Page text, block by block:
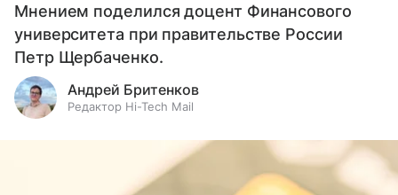
Мнением поделился доцент Финансового
университета при правительстве России
Петр Щербаченко.
Андрей Бритенков
Редактор Hi-Tech Mail